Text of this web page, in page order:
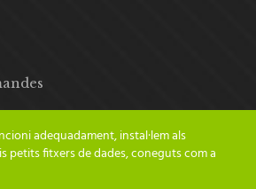
adequadament, instal·lem als
petits fitxers de dades, coneguts com a